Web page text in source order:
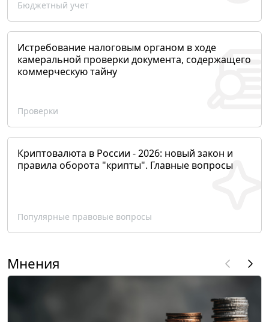
Бюджетный учет
Истребование налоговым органом в ходе
камеральной проверки документа, содержащего
коммерческую тайну
Проверки
Криптовалюта в России - 2026: новый закон и
правила оборота "крипты". Главные вопросы
Популярные правовые вопросы
Мнения